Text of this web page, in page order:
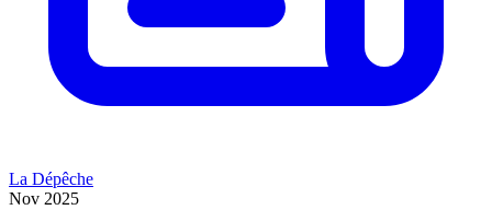
La Dépêche
Nov 2025